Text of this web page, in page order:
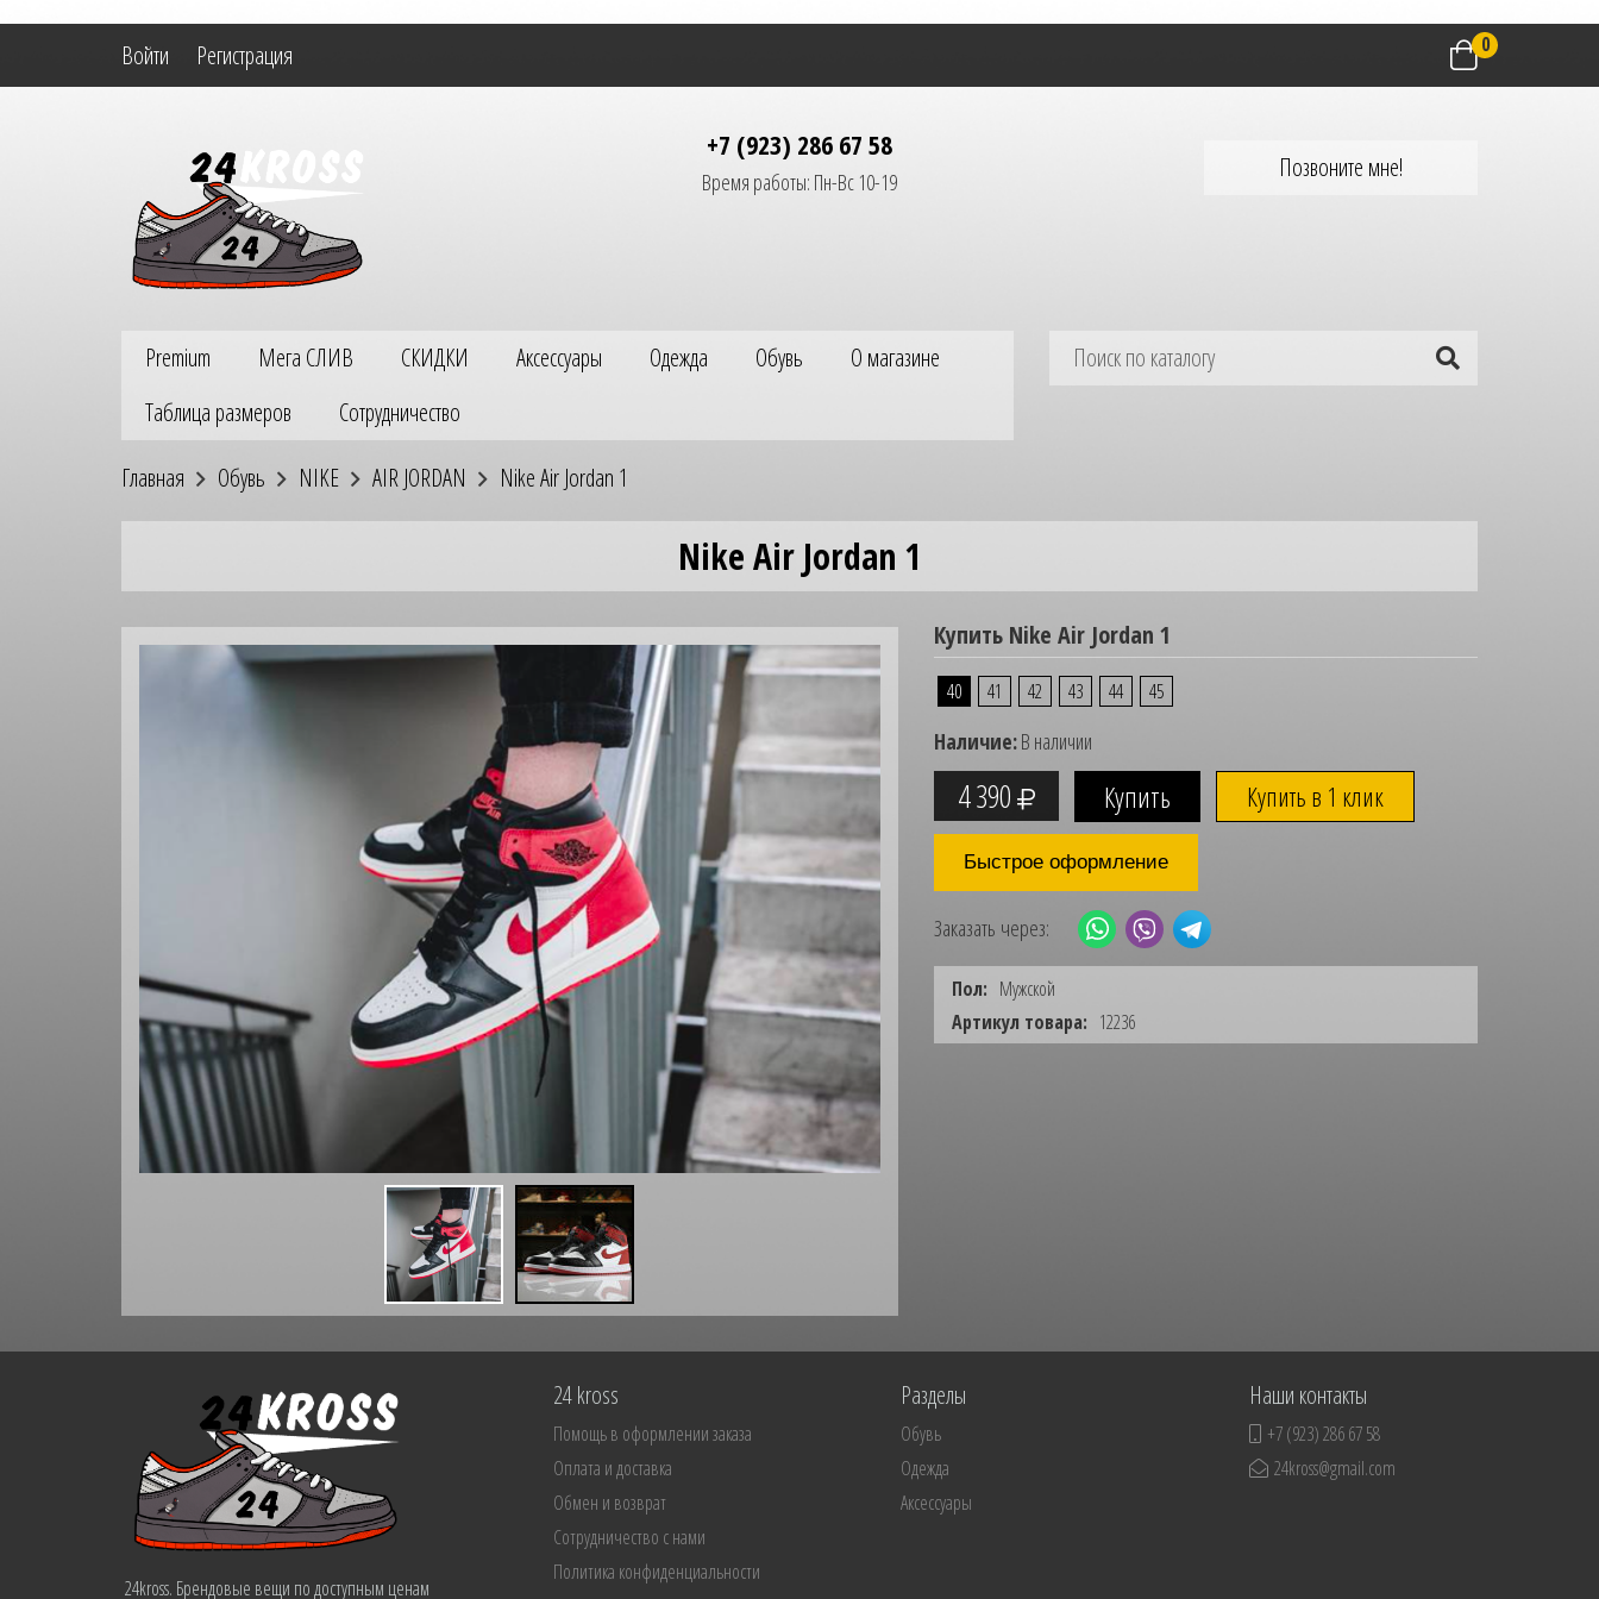
Войти Регистрация 0
+7 (923) 286 67 58
Время работы: Пн-Вс 10-19 Позвоните мне!
Premium Мега СЛИВ СКИДКИ Аксессуары Одежда Обувь
О магазине
Таблица размеров
Сотрудничество
Главная Обувь NIKE AIR JORDAN Nike Air Jordan 1
Nike Air Jordan 1
Купить Nike Air Jordan 1
40 41 42 43 44 45
Наличие:В наличии
4 390 Купить в 1 клик
Быстрое оформление
Заказать через:
Пол: Мужской
Артикул товара: 12236
24kross. Брендовые вещи по доступным ценам
24 kross
Помощь в оформлении заказа
Оплата и доставка
Обмен и возврат
Сотрудничество с нами
Политика конфиденциальности
Разделы
Обувь
Одежда
Аксессуары
Наши контакты
+7 (923) 286 67 58
24kross@gmail.com